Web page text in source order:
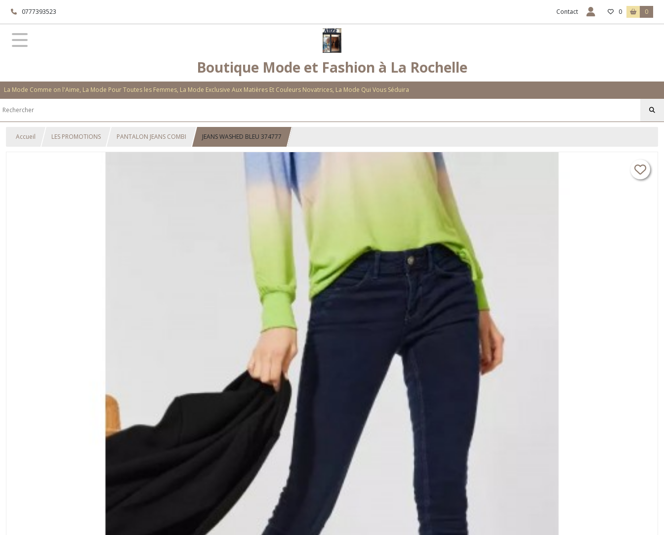
0777393523 Contact 0 0
Boutique Mode et Fashion à La Rochelle
La Mode Comme on l'Aime, La Mode Pour Toutes les Femmes, La Mode Exclusive Aux Matières Et Couleurs Novatrices, La Mode Qui Vous Séduira
Accueil LES PROMOTIONS PANTALON JEANS COMBI JEANS WASHED BLEU 374777